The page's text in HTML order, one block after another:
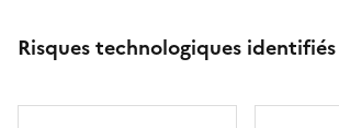
Risques technologiques identifiés